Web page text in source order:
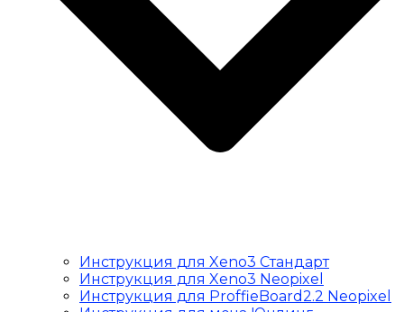
Инструкция для Xeno3 Стандарт
Инструкция для Xeno3 Neopixel
Инструкция для ProffieBoard2.2 Neopixel